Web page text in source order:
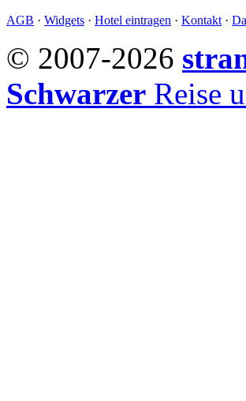
AGB · Widgets · Hotel eintragen · Kontakt ·
© 2007-2026
Schwarzer Reise